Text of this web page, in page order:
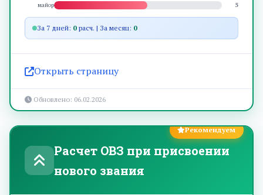
майор 5
За 7 дней: 0 расч. | За месяц: 0
Открыть страницу
Обновлено: 06.02.2026
Рекомендуем
Расчет ОВЗ при присвоении
нового звания